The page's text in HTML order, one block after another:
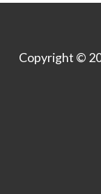
Copyright ©